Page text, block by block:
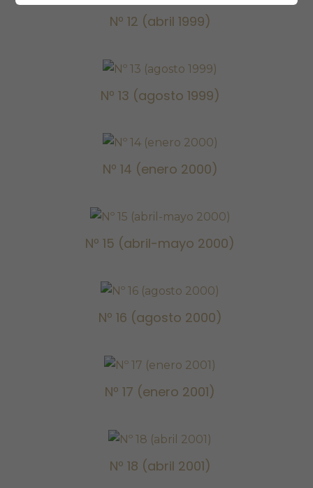
Nº 12 (abril
1999)
Nº 12 (abril 1999)
Nº 13 (agosto
1999)
Nº 13 (agosto 1999)
Nº 14 (enero
2000)
Nº 14 (enero 2000)
Nº 15 (abril-mayo
2000)
Nº 15 (abril-mayo 2000)
Nº 16 (agosto
2000)
Nº 16 (agosto 2000)
Nº 17 (enero
2001)
Nº 17 (enero 2001)
Nº 18 (abril
2001)
Nº 18 (abril 2001)